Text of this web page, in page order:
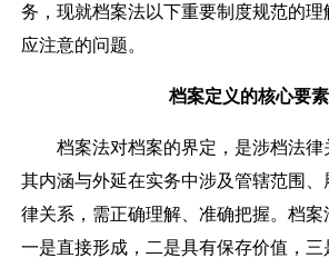
务，现就档案法以下重要制度规范的理
应注意的问题。
档案定义的核心要素
档案法对档案的界定，是涉档法律
其内涵与外延在实务中涉及管辖范围
律关系，需正确理解、准确把握。档
一是直接形成，二是具有保存价值，